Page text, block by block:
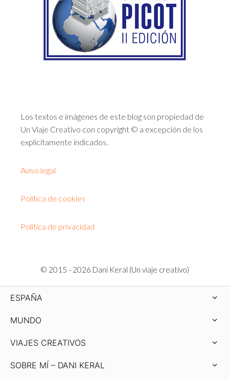
Los textos e imágenes de este blog son propiedad de
Un Viaje Creativo con copyright © a excepción de los
explícitamente indicados.
Aviso legal
Política de cookies
Política de privacidad
© 2015 - 2026 Dani Keral (Un viaje creativo)
ESPAÑA
MUNDO
VIAJES CREATIVOS
SOBRE MÍ – DANI KERAL